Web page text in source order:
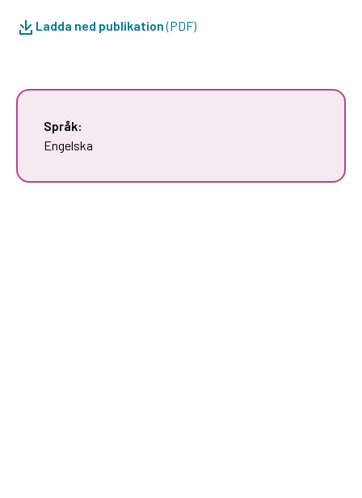
Ladda ned publikation(PDF)
Språk:
Engelska